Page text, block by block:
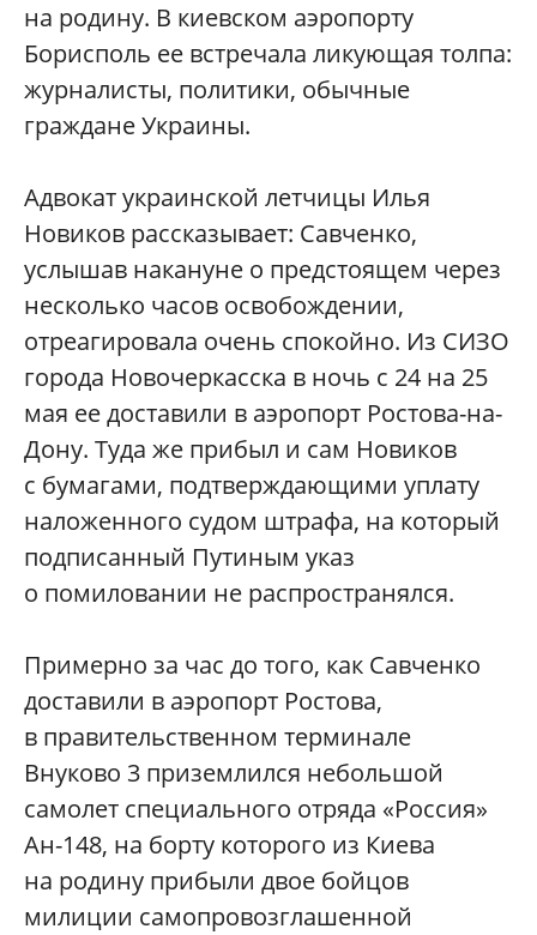
на родину. В киевском аэропорту
Борисполь ее встречала ликующая толпа:
журналисты, политики, обычные
граждане Украины.
Адвокат украинской летчицы Илья
Новиков рассказывает: Савченко,
услышав накануне о предстоящем через
несколько часов освобождении,
отреагировала очень спокойно. Из СИЗО
города Новочеркасска в ночь с 24 на 25
мая ее доставили в аэропорт Ростова-на-
Дону. Туда же прибыл и сам Новиков
с бумагами, подтверждающими уплату
наложенного судом штрафа, на который
подписанный Путиным указ
о помиловании не распространялся.
Примерно за час до того, как Савченко
доставили в аэропорт Ростова,
в правительственном терминале
Внуково 3 приземлился небольшой
самолет специального отряда «Россия»
Ан-148, на борту которого из Киева
на родину прибыли двое бойцов
милиции самопровозглашенной